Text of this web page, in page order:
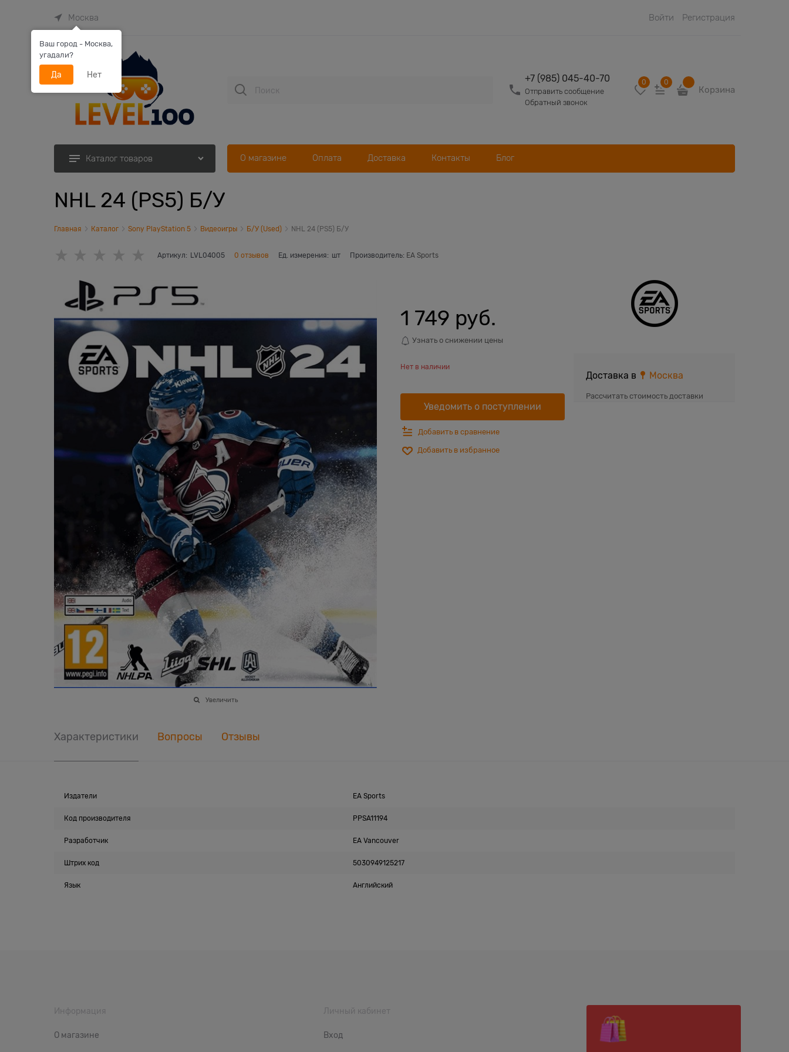
Москва Войти Регистрация
+7 (985) 045-40-70
Отправить сообщение
Обратный звонок
0 0
Корзина
Каталог товаров О магазине Оплата Доставка Контакты Блог
NHL 24 (PS5) Б/У
Главная Каталог Sony PlayStation 5 Видеоигры Б/У (Used) NHL 24 (PS5) Б/У
Артикул: LVL04005 0 отзывов Ед. измерения: шт Производитель: EA Sports
Увеличить
1 749 руб.
Узнать о снижении цены
Нет в наличии
Уведомить о поступлении
Добавить в сравнение
Добавить в избранное
Доставка в Москва
Рассчитать стоимость доставки
Характеристики Вопросы Отзывы
Издатели EA Sports
Код производителя PPSA11194
Разработчик EA Vancouver
Штрих код 5030949125217
Язык Английский
Информация
О магазине
Личный кабинет
Вход
Ваш город - Москва,
угадали?
Да Нет